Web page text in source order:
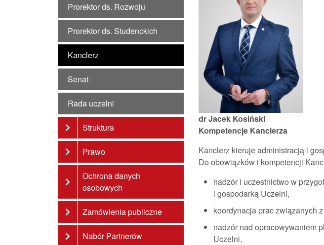
Prorektor ds. Rozwoju
Prorektor ds. Studenckich
Kanclerz
Senat
Rada uczelni
Struktura
Prawo
Ochrona danych
osobowych
Zamówienia publiczne
Nabór Partnerów
dr Jacek Kosiński
Kompetencje Kanclerza
Kanclerz kieruje administracją i
Do obowiązków i kompetencji
nadzór i uczestnictwo w
i gospodarką Uczelni,
koordynacja prac związanych
nadzór nad opracowywaniem
Uczelni,